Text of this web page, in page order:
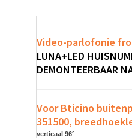
Video-parlofonie
LUNA+LED
DEMONTEERBAAR
Voor Bticino
351500,
verticaal 96°